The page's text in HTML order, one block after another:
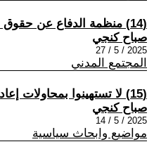
(14) منظمة الدفاع عن حقوق الإنسان في العراق/ألمانيا (أومرك) نداء عاجل
صباح كنجي
2025 / 5 / 27
المجتمع المدني
(15) لا تستهينوا بمحاولات إعادة حزب البعث للسلطة من جديد في العراق!
صباح كنجي
2025 / 5 / 14
مواضيع وابحاث سياسية